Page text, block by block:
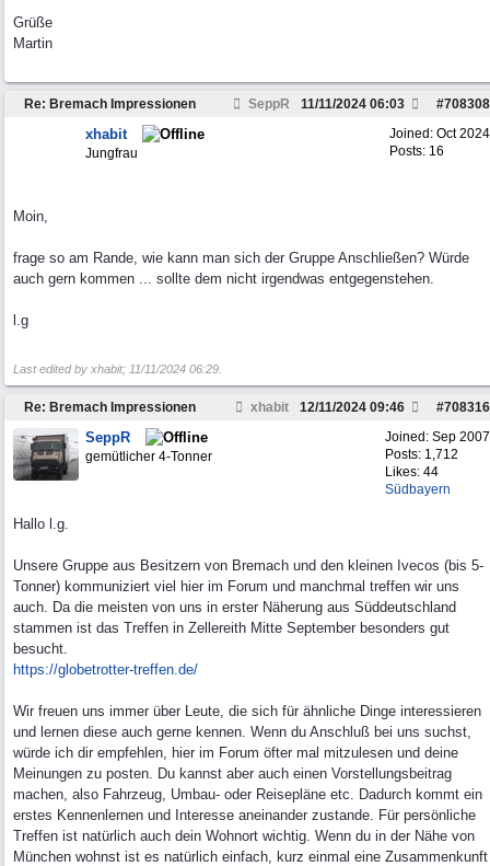
Grüße
Martin
Re: Bremach Impressionen SeppR #708308
11/11/2024 06:03
Joined: Oct 2024
Posts: 16
xhabit
Jungfrau
Moin,
frage so am Rande, wie kann man sich der Gruppe Anschließen? Würde
auch gern kommen ... sollte dem nicht irgendwas entgegenstehen.
l.g
Last edited by xhabit; 11/11/2024 06:29
Re: Bremach Impressionen xhabit #708316
12/11/2024 09:46
Joined: Sep 2007
Posts: 1,712
Likes: 44
Südbayern
SeppR
gemütlicher 4-Tonner
Hallo l.g.
Unsere Gruppe aus Besitzern von Bremach und den kleinen Ivecos (bis 5-
Tonner) kommuniziert viel hier im Forum und manchmal treffen wir uns
auch. Da die meisten von uns in erster Näherung aus Süddeutschland
stammen ist das Treffen in Zellereith Mitte September besonders gut
besucht.
https://globetrotter-treffen.de/
Wir freuen uns immer über Leute, die sich für ähnliche Dinge interessieren
und lernen diese auch gerne kennen. Wenn du Anschluß bei uns suchst,
würde ich dir empfehlen, hier im Forum öfter mal mitzulesen und deine
Meinungen zu posten. Du kannst aber auch einen Vorstellungsbeitrag
machen, also Fahrzeug, Umbau- oder Reisepläne etc. Dadurch kommt ein
erstes Kennenlernen und Interesse aneinander zustande. Für persönliche
Treffen ist natürlich auch dein Wohnort wichtig. Wenn du in der Nähe von
München wohnst ist es natürlich einfach, kurz einmal eine Zusammenkunft